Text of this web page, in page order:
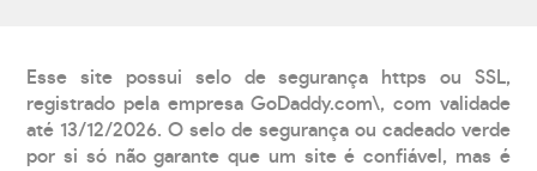
Esse site possui selo de segurança https ou SSL,
registrado pela empresa GoDaddy.com\, com validade
até 13/12/2026. O selo de segurança ou cadeado verde
por si só não garante que um site é confiável, mas é